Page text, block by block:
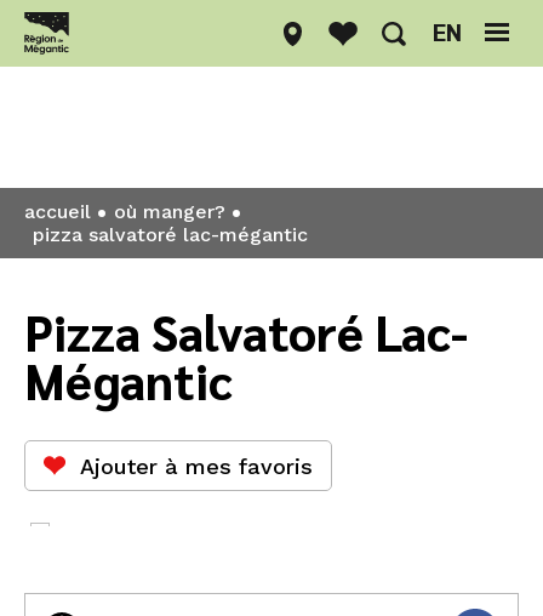
EN
accueil
où manger?
pizza salvatoré lac-mégantic
Pizza Salvatoré Lac-
Mégantic
Ajouter à mes favoris